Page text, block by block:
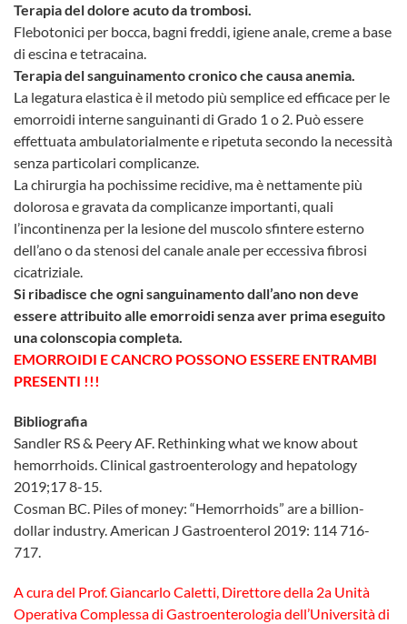
Terapia del dolore acuto da trombosi.
Flebotonici per bocca, bagni freddi, igiene anale, creme a base
di escina e tetracaina.
Terapia del sanguinamento cronico che causa anemia.
La legatura elastica è il metodo più semplice ed efficace per le
emorroidi interne sanguinanti di Grado 1 o 2. Può essere
effettuata ambulatorialmente e ripetuta secondo la necessità
senza particolari complicanze.
La chirurgia ha pochissime recidive, ma è nettamente più
dolorosa e gravata da complicanze importanti, quali
l’incontinenza per la lesione del muscolo sfintere esterno
dell’ano o da stenosi del canale anale per eccessiva fibrosi
cicatriziale.
Si ribadisce che ogni sanguinamento dall’ano non deve
essere attribuito alle emorroidi senza aver prima eseguito
una colonscopia completa.
EMORROIDI E CANCRO POSSONO ESSERE ENTRAMBI
PRESENTI !!!
Bibliografia
Sandler RS & Peery AF. Rethinking what we know about
hemorrhoids. Clinical gastroenterology and hepatology
2019;17 8-15.
Cosman BC. Piles of money: “Hemorrhoids” are a billion-
dollar industry. American J Gastroenterol 2019: 114 716-
717.
A cura del Prof. Giancarlo Caletti, Direttore della 2a Unità
Operativa Complessa di Gastroenterologia dell’Università di